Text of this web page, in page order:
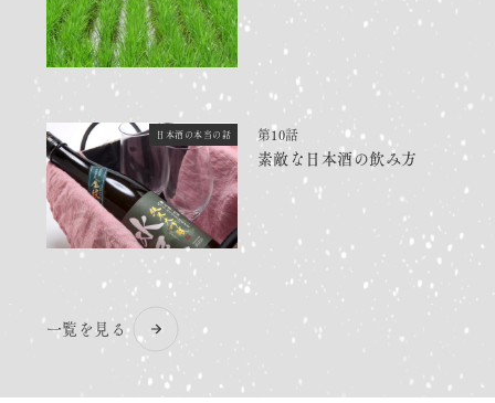
日本酒の本当の話 第10話
素敵な日本酒の飲み方
一覧を見る